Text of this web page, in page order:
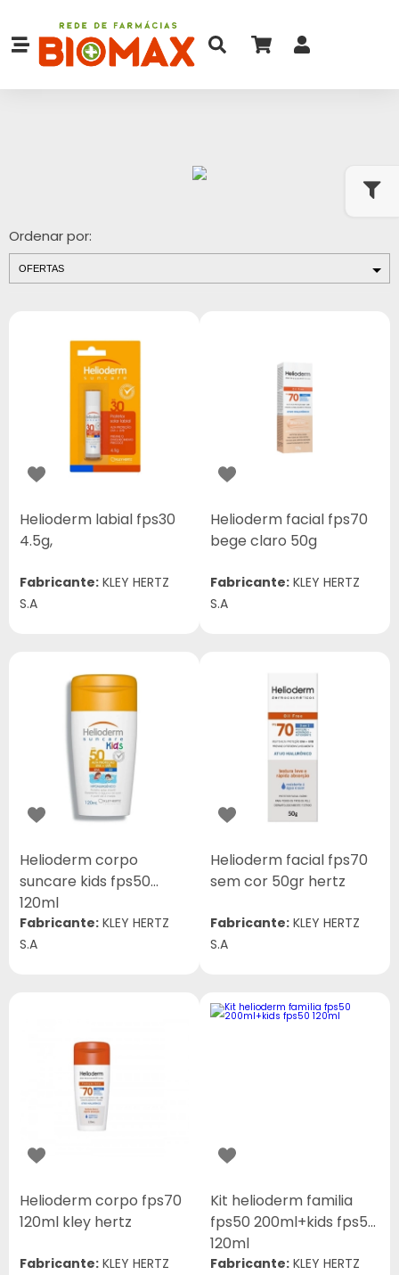
Ordenar por:
Helioderm labial fps30
4.5g,
Fabricante: KLEY HERTZ
S.A
Helioderm facial fps70
bege claro 50g
Fabricante: KLEY HERTZ
S.A
Helioderm corpo
suncare kids fps50
120ml
Fabricante: KLEY HERTZ
S.A
Helioderm facial fps70
sem cor 50gr hertz
Fabricante: KLEY HERTZ
S.A
Helioderm corpo fps70
120ml kley hertz
Fabricante: KLEY HERTZ
Kit helioderm familia
fps50 200ml+kids fps50
120ml
Fabricante: KLEY HERTZ